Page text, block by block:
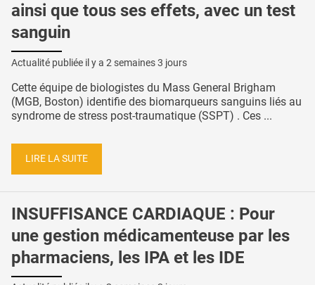
ainsi que tous ses effets, avec un test
sanguin
Actualité publiée il y a 2 semaines 3 jours
Cette équipe de biologistes du Mass General Brigham
(MGB, Boston) identifie des biomarqueurs sanguins liés au
syndrome de stress post-traumatique (SSPT) . Ces ...
LIRE LA SUITE
INSUFFISANCE CARDIAQUE : Pour
une gestion médicamenteuse par les
pharmaciens, les IPA et les IDE